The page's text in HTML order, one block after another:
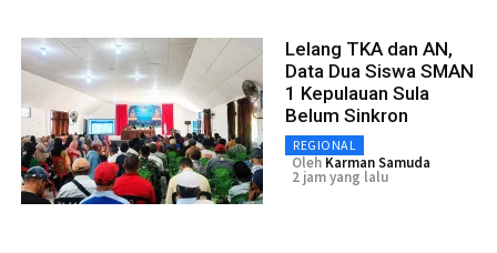
Lelang TKA dan AN,
Data Dua Siswa SMAN
1 Kepulauan Sula
Belum Sinkron
REGIONAL
Oleh Karman Samuda
2 jam yang lalu